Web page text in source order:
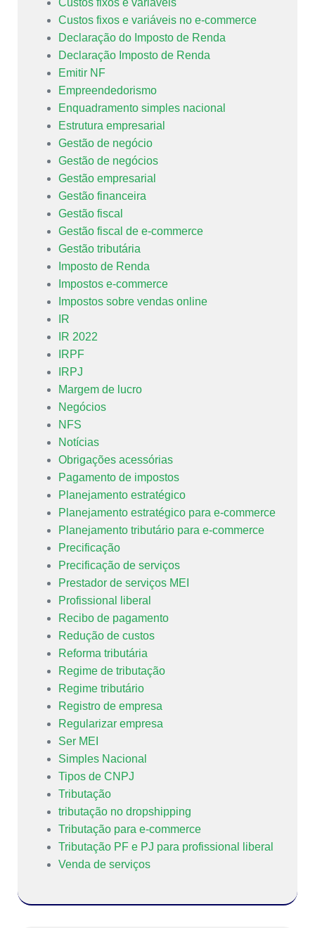
Custos fixos e variáveis
Custos fixos e variáveis no e-commerce
Declaração do Imposto de Renda
Declaração Imposto de Renda
Emitir NF
Empreendedorismo
Enquadramento simples nacional
Estrutura empresarial
Gestão de negócio
Gestão de negócios
Gestão empresarial
Gestão financeira
Gestão fiscal
Gestão fiscal de e-commerce
Gestão tributária
Imposto de Renda
Impostos e-commerce
Impostos sobre vendas online
IR
IR 2022
IRPF
IRPJ
Margem de lucro
Negócios
NFS
Notícias
Obrigações acessórias
Pagamento de impostos
Planejamento estratégico
Planejamento estratégico para e-commerce
Planejamento tributário para e-commerce
Precificação
Precificação de serviços
Prestador de serviços MEI
Profissional liberal
Recibo de pagamento
Redução de custos
Reforma tributária
Regime de tributação
Regime tributário
Registro de empresa
Regularizar empresa
Ser MEI
Simples Nacional
Tipos de CNPJ
Tributação
tributação no dropshipping
Tributação para e-commerce
Tributação PF e PJ para profissional liberal
Venda de serviços